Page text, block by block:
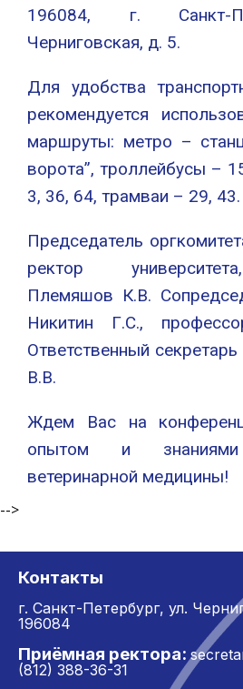
196084, г. Санкт-
Черниговская, д. 5.
Для удобства
рекомендуется
маршруты: метро –
ворота”, троллейбусы –
3, 36, 64, трамваи – 29, 43.
Председатель
ректор
Племяшов К.В.
Никитин Г.С.,
Ответственный
В.В.
Ждем Вас на
опытом и
ветеринарной медицины!
-->
Контакты
г. Санкт-Петербург, ул.
196084
Приёмная ректора:
(812) 388-36-31